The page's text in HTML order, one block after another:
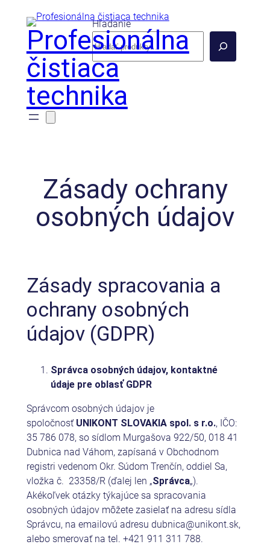
Hľadanie
Profesionálna
čistiaca
technika
Zásady ochrany
osobných údajov
Zásady spracovania a
ochrany osobných
údajov (GDPR)
Správca osobných údajov, kontaktné
údaje pre oblasť GDPR
Správcom osobných údajov je
spoločnosť UNIKONT SLOVAKIA spol. s r.o., IČO:
35 786 078, so sídlom Murgašova 922/50, 018 41
Dubnica nad Váhom, zapísaná v Obchodnom
registri vedenom Okr. Súdom Trenčín, oddiel Sa,
vložka č. 23358/R (ďalej len „Správca„).
Akékoľvek otázky týkajúce sa spracovania
osobných údajov môžete zasielať na adresu sídla
Správcu, na emailovú adresu dubnica@unikont.sk,
alebo smerovať na tel. +421 911 311 788.